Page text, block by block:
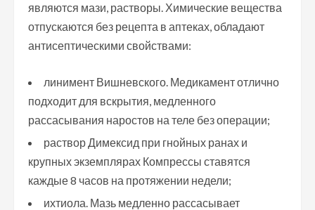
являются мази, растворы. Химические вещества
отпускаются без рецепта в аптеках, обладают
антисептическими свойствами:
линимент Вишневского. Медикамент отлично
подходит для вскрытия, медленного
рассасывания наростов на теле без операции;
раствор Димексид при гнойных ранах и
крупных экземплярах Компрессы ставятся
каждые 8 часов на протяжении недели;
ихтиола. Мазь медленно рассасывает